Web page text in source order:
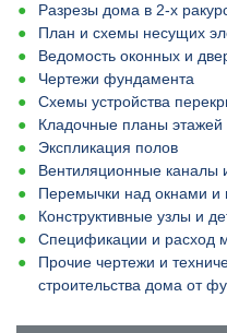
Разрезы дома в 2-х
План и схемы несущих
Ведомость оконных и
Чертежи фундамента
Схемы устройства
Кладочные планы этажей
Экспликация полов
Вентиляционные каналы
Перемычки над окнами и
Конструктивные узлы и
Спецификации и расход
Прочие чертежи и
строительства дома от